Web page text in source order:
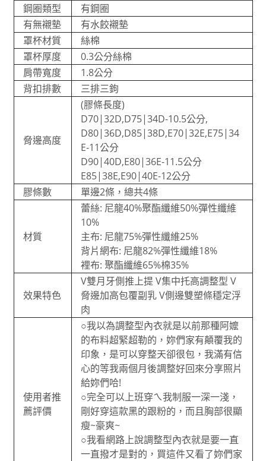
鋼圈類型
有鋼圈
有無襯墊
有水餃襯墊
罩杯材質
絲棉
罩杯厚度
0.3公分絲棉
肩帶寬度
1.8公分
背扣排數
三排三鉤
脅邊高度
(膠條長度)
D70|32D,D75|34D-10.5公分,
D80|36D,D85|38D,E70|32E,E75|34
E-11公分
D90|40D,E80|36E-11.5公分
E85|38E,E90|40E-12公分
膠條數
單邊2條，總共4條
材質
蕾絲: 尼龍40%聚酯纖維50%彈性纖維
10%
主布: 尼龍75%彈性纖維25%
背片網布: 尼龍82%彈性纖維18%
裡布: 聚酯纖維65%棉35%
效果特色
V雙月牙側推上提 V集中托高調整型 V
脅邊加高包覆副乳 V側邊雙塑條穩定浮
肉
使用者推
薦評價
○我以為調整型內衣就是以前那種阿嬤
的布料超緊超勒的，妳們家有顛覆我的
印象，是可以穿整天卻很包，我滿有信
心的等我兩個月後調整好回來分享照片
給妳們哈!
○完全可以上班穿ㄟ我制服一深一淺，
剛好穿這款黑的跟粉的，而且胸部很顯
瘦~豪爽~
○我看網路上說調整型內衣就是要一直
一直撥才是對的，買這件又看了妳們家